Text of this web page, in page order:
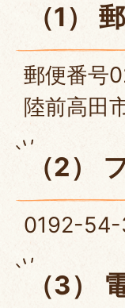
（1）
郵便番号
陸前高田
（2）
0192-
（3）